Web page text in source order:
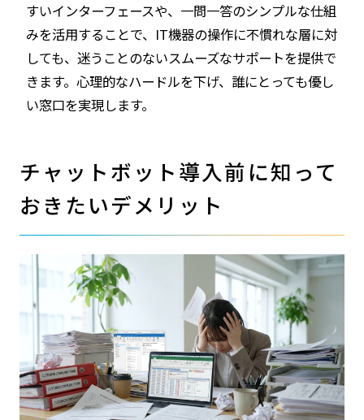
すいインターフェースや、一問一答のシンプルな仕組
みを活用することで、IT機器の操作に不慣れな層に対
しても、迷うことのないスムーズなサポートを提供で
きます。心理的なハードルを下げ、誰にとっても優し
い窓口を実現します。
チャットボット導入前に知って
おきたいデメリット